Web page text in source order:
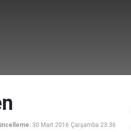
30 Mart 2016 Çarşamba 23:36